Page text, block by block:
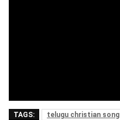
TAGS: telugu christian song